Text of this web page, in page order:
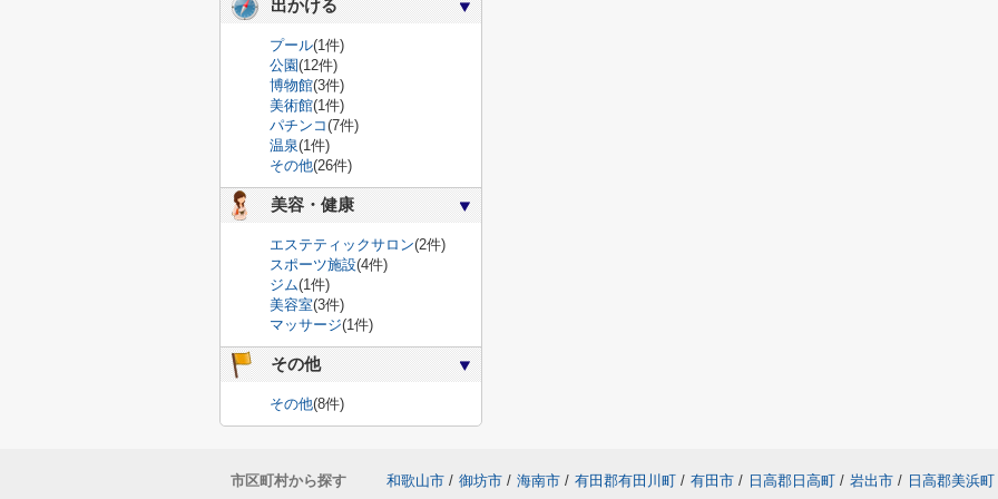
出かける
プール(1件)
公園(12件)
博物館(3件)
美術館(1件)
パチンコ(7件)
温泉(1件)
その他(26件)
美容・健康
エステティックサロン(2件)
スポーツ施設(4件)
ジム(1件)
美容室(3件)
マッサージ(1件)
その他
その他(8件)
市区町村から探す 和歌山市 / 御坊市 / 海南市 / 有田郡有田川町 / 有田市 / 日高郡日高町 / 岩出市 / 日高郡美浜町